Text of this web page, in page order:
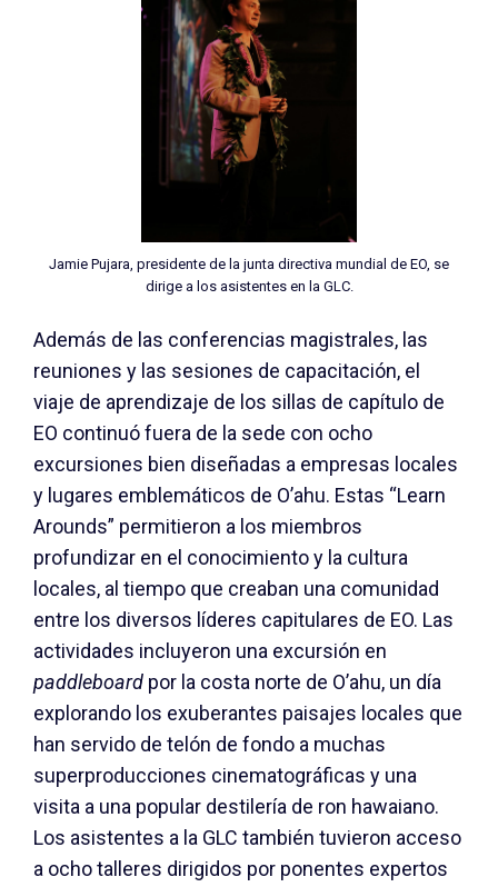
Jamie Pujara, presidente de la junta directiva mundial de EO, se
dirige a los asistentes en la GLC.
Además de las conferencias magistrales, las
reuniones y las sesiones de capacitación, el
viaje de aprendizaje de los sillas de capítulo de
EO continuó fuera de la sede con ocho
excursiones bien diseñadas a empresas locales
y lugares emblemáticos de O’ahu. Estas “Learn
Arounds” permitieron a los miembros
profundizar en el conocimiento y la cultura
locales, al tiempo que creaban una comunidad
entre los diversos líderes capitulares de EO. Las
actividades incluyeron una excursión en
paddleboard por la costa norte de O’ahu, un día
explorando los exuberantes paisajes locales que
han servido de telón de fondo a muchas
superproducciones cinematográficas y una
visita a una popular destilería de ron hawaiano.
Los asistentes a la GLC también tuvieron acceso
a ocho talleres dirigidos por ponentes expertos